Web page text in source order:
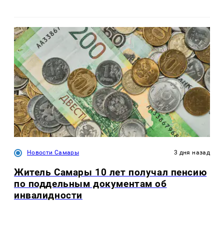
Новости Самары 3 дня назад
Житель Самары 10 лет получал пенсию
по поддельным документам об
инвалидности